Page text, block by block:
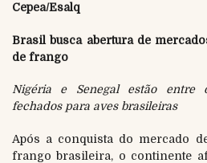
Cepea/Esalq
Brasil busca abertura de
de frango
Nigéria e Senegal estão entre
fechados para aves brasileiras
Após a conquista do mercado
frango brasileira, o continente